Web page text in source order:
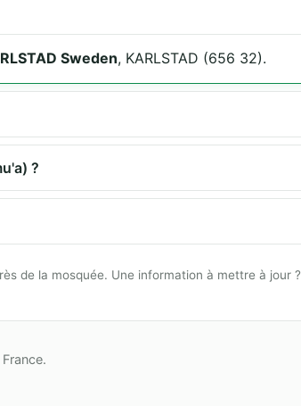
Sweden, KARLSTAD (656 32).
?
de la mosquée. Une information à mettre à jour ?